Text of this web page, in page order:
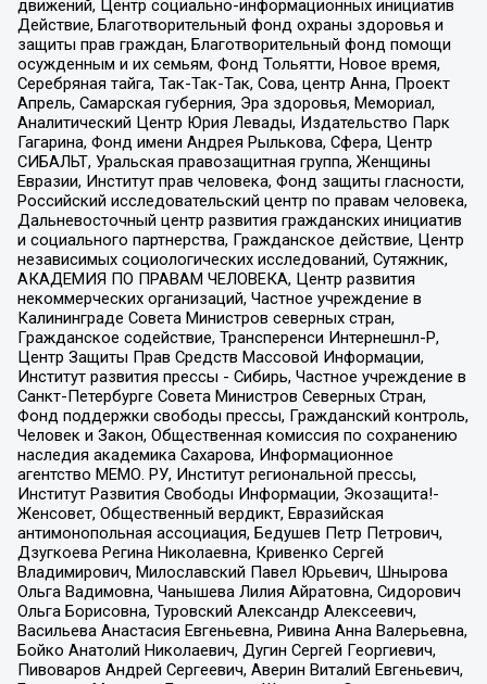
движений, Центр социально-информационных инициатив
Действие, Благотворительный фонд охраны здоровья и
защиты прав граждан, Благотворительный фонд помощи
осужденным и их семьям, Фонд Тольятти, Новое время,
Серебряная тайга, Так-Так-Так, Сова, центр Анна, Проект
Апрель, Самарская губерния, Эра здоровья, Мемориал,
Аналитический Центр Юрия Левады, Издательство Парк
Гагарина, Фонд имени Андрея Рылькова, Сфера, Центр
СИБАЛЬТ, Уральская правозащитная группа, Женщины
Евразии, Институт прав человека, Фонд защиты гласности,
Российский исследовательский центр по правам человека,
Дальневосточный центр развития гражданских инициатив
и социального партнерства, Гражданское действие, Центр
независимых социологических исследований, Сутяжник,
АКАДЕМИЯ ПО ПРАВАМ ЧЕЛОВЕКА, Центр развития
некоммерческих организаций, Частное учреждение в
Калининграде Совета Министров северных стран,
Гражданское содействие, Трансперенси Интернешнл-Р,
Центр Защиты Прав Средств Массовой Информации,
Институт развития прессы - Сибирь, Частное учреждение в
Санкт-Петербурге Совета Министров Северных Стран,
Фонд поддержки свободы прессы, Гражданский контроль,
Человек и Закон, Общественная комиссия по сохранению
наследия академика Сахарова, Информационное
агентство МЕМО. РУ, Институт региональной прессы,
Институт Развития Свободы Информации, Экозащита!-
Женсовет, Общественный вердикт, Евразийская
антимонопольная ассоциация, Бедушев Петр Петрович,
Дзугкоева Регина Николаевна, Кривенко Сергей
Владимирович, Милославский Павел Юрьевич, Шнырова
Ольга Вадимовна, Чанышева Лилия Айратовна, Сидорович
Ольга Борисовна, Туровский Александр Алексеевич,
Васильева Анастасия Евгеньевна, Ривина Анна Валерьевна,
Бойко Анатолий Николаевич, Дугин Сергей Георгиевич,
Пивоваров Андрей Сергеевич, Аверин Виталий Евгеньевич,